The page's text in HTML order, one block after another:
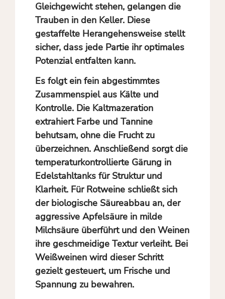
Gleichgewicht stehen, gelangen die
Trauben in den Keller. Diese
gestaffelte Herangehensweise stellt
sicher, dass jede Partie ihr optimales
Potenzial entfalten kann.
Es folgt ein fein abgestimmtes
Zusammenspiel aus Kälte und
Kontrolle. Die Kaltmazeration
extrahiert Farbe und Tannine
behutsam, ohne die Frucht zu
überzeichnen. Anschließend sorgt die
temperaturkontrollierte Gärung in
Edelstahltanks für Struktur und
Klarheit. Für Rotweine schließt sich
der biologische Säureabbau an, der
aggressive Apfelsäure in milde
Milchsäure überführt und den Weinen
ihre geschmeidige Textur verleiht. Bei
Weißweinen wird dieser Schritt
gezielt gesteuert, um Frische und
Spannung zu bewahren.